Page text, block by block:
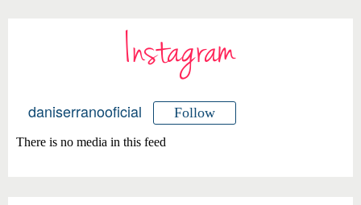
Instagram
daniserranooficial Follow
There is no media in this feed